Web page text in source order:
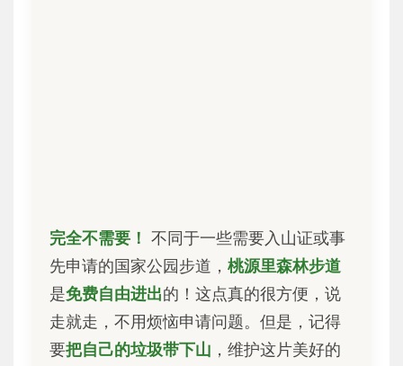
完全不需要！ 不同于一些需要入山证或事
先申请的国家公园步道， 桃源里森林步道
是免费自由进出的！这点真的很方便，说
走就走，不用烦恼申请问题。但是，记得
要把自己的垃圾带下山 ，维护这片美好的